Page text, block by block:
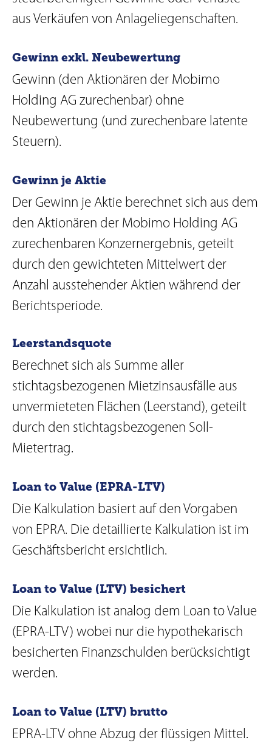
aus Verkäufen von Anlageliegenschaften.
Gewinn exkl. Neubewertung
Gewinn (den Aktionären der Mobimo
Holding AG zurechenbar) ohne
Neubewertung (und zurechenbare latente
Steuern).
Gewinn je Aktie
Der Gewinn je Aktie berechnet sich aus dem
den Aktionären der Mobimo Holding AG
zurechenbaren Konzernergebnis, geteilt
durch den gewichteten Mittelwert der
Anzahl ausstehender Aktien während der
Berichtsperiode.
Leerstandsquote
Berechnet sich als Summe aller
stichtagsbezogenen Mietzinsausfälle aus
unvermieteten Flächen (Leerstand), geteilt
durch den stichtagsbezogenen Soll-
Mietertrag.
Loan to Value (EPRA-LTV)
Die Kalkulation basiert auf den Vorgaben
von EPRA. Die detaillierte Kalkulation ist im
Geschäftsbericht ersichtlich.
Loan to Value (LTV) besichert
Die Kalkulation ist analog dem Loan to Value
(EPRA-LTV) wobei nur die hypothekarisch
besicherten Finanzschulden berücksichtigt
werden.
Loan to Value (LTV) brutto
EPRA-LTV ohne Abzug der flüssigen Mittel.